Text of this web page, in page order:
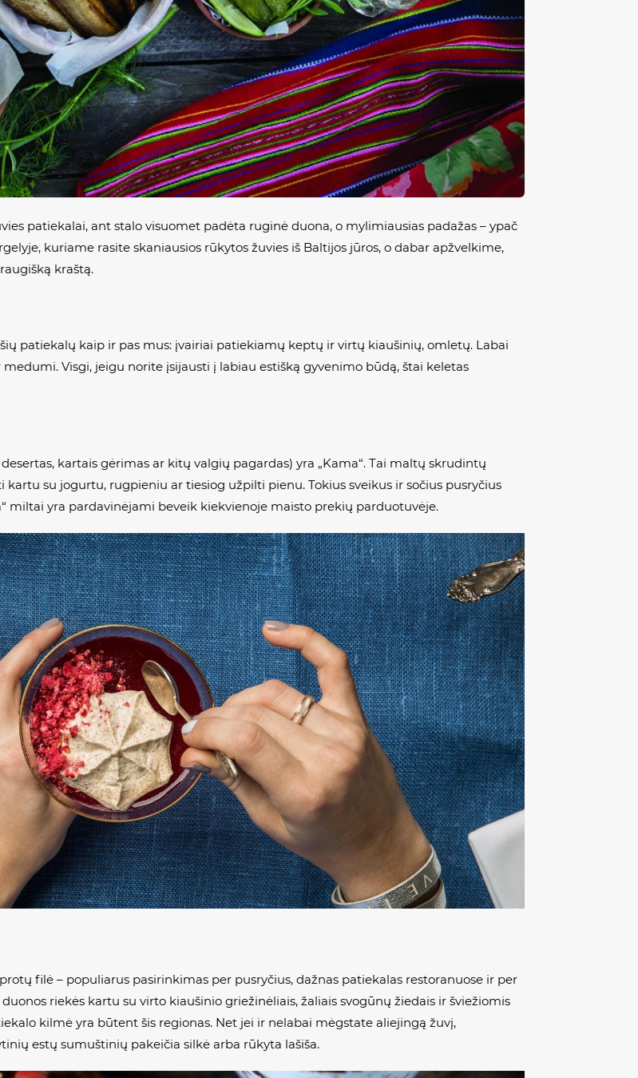
patiekalai, ant stalo visuomet padėta ruginė duona, o mylimiausias padažas – ypač
kuriame rasite skaniausios rūkytos žuvies iš Baltijos jūros, o dabar apžvelkime,
kraštą.
patiekalų kaip ir pas mus: įvairiai patiekiamų keptų ir virtų kiaušinių, omletų. Labai
Visgi, jeigu norite įsijausti į labiau estišką gyvenimo būdą, štai keletas
kartais gėrimas ar kitų valgių pagardas) yra „Kama“. Tai maltų skrudintų
su jogurtu, rugpieniu ar tiesiog užpilti pienu. Tokius sveikus ir sočius pusryčius
miltai yra pardavinėjami beveik kiekvienoje maisto prekių parduotuvėje.
filė – populiarus pasirinkimas per pusryčius, dažnas patiekalas restoranuose ir per
riekės kartu su virto kiaušinio griežinėliais, žaliais svogūnų žiedais ir šviežiomis
kilmė yra būtent šis regionas. Net jei ir nelabai mėgstate aliejingą žuvį,
estų sumuštinių pakeičia silkė arba rūkyta lašiša.